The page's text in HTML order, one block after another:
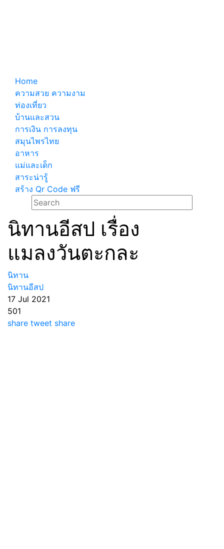
Home
ความสวย ความงาม
ท่องเที่ยว
บ้านและสวน
การเงิน การลงทุน
สมุนไพรไทย
อาหาร
แม่และเด็ก
สาระน่ารู้
สร้าง Qr Code ฟรี
นิทานอีสป เรื่อง
แมลงวันตะกละ
นิทาน
นิทานอีสป
17 Jul 2021
501
share tweet share